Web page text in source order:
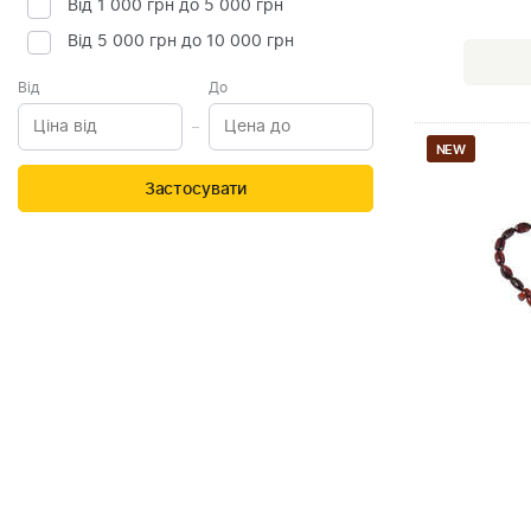
Від 1 000 грн до 5 000 грн
Від 5 000 грн до 10 000 грн
Від До
Застосувати
NEW